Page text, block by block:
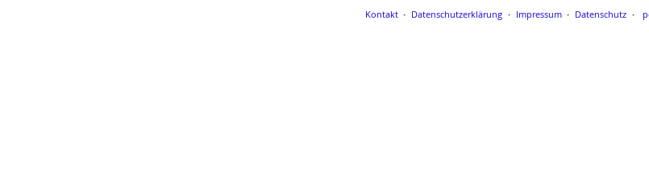
Kontakt Datenschutzerklärung Impressum Datenschutz